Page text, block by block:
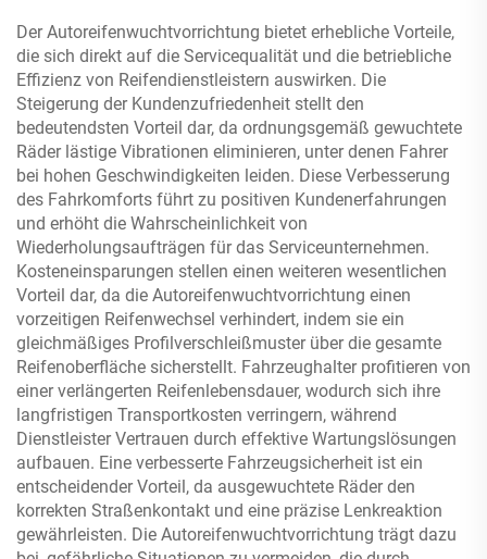
Der Autoreifenwuchtvorrichtung bietet erhebliche Vorteile,
die sich direkt auf die Servicequalität und die betriebliche
Effizienz von Reifendienstleistern auswirken. Die
Steigerung der Kundenzufriedenheit stellt den
bedeutendsten Vorteil dar, da ordnungsgemäß gewuchtete
Räder lästige Vibrationen eliminieren, unter denen Fahrer
bei hohen Geschwindigkeiten leiden. Diese Verbesserung
des Fahrkomforts führt zu positiven Kundenerfahrungen
und erhöht die Wahrscheinlichkeit von
Wiederholungsaufträgen für das Serviceunternehmen.
Kosteneinsparungen stellen einen weiteren wesentlichen
Vorteil dar, da die Autoreifenwuchtvorrichtung einen
vorzeitigen Reifenwechsel verhindert, indem sie ein
gleichmäßiges Profilverschleißmuster über die gesamte
Reifenoberfläche sicherstellt. Fahrzeughalter profitieren von
einer verlängerten Reifenlebensdauer, wodurch sich ihre
langfristigen Transportkosten verringern, während
Dienstleister Vertrauen durch effektive Wartungslösungen
aufbauen. Eine verbesserte Fahrzeugsicherheit ist ein
entscheidender Vorteil, da ausgewuchtete Räder den
korrekten Straßenkontakt und eine präzise Lenkreaktion
gewährleisten. Die Autoreifenwuchtvorrichtung trägt dazu